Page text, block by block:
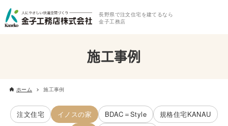
長野県で注文住宅を建てるなら
金子工務店
施工事例
ホーム 施工事例
注文住宅 イノスの家 BDAC＝Style
規格住宅KANAU